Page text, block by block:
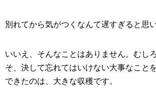
別れてから気がつくなんて遅すぎると思
いいえ、そんなことはありません。むし
そ、決して忘れてはいけない大事なこと
できたのは、大きな収穫です。